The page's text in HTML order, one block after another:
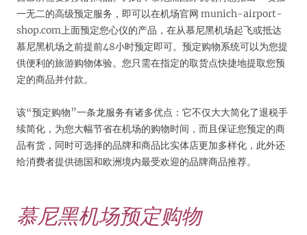
一无二的高级预定服务，即可以在机场官网 munich-airport-
shop.com上面预定您心仪的产品，在从慕尼黑机场起飞或抵达
慕尼黑机场之前提前48小时预定即可。预定购物系统可以为您提
供便利的旅游购物体验。您只需在指定的取货点快捷地提取您预
定的商品并付款。
该“预定购物”一条龙服务有诸多优点：它不仅大大简化了退税手
续简化，为您大幅节省在机场的购物时间，而且保证您预定的商
品有货，同时可选择的品牌和商品比实体店更加多样化，此外还
给消费者提供德国和欧洲境内最受欢迎的品牌商品推荐。
慕尼黑机场预定购物